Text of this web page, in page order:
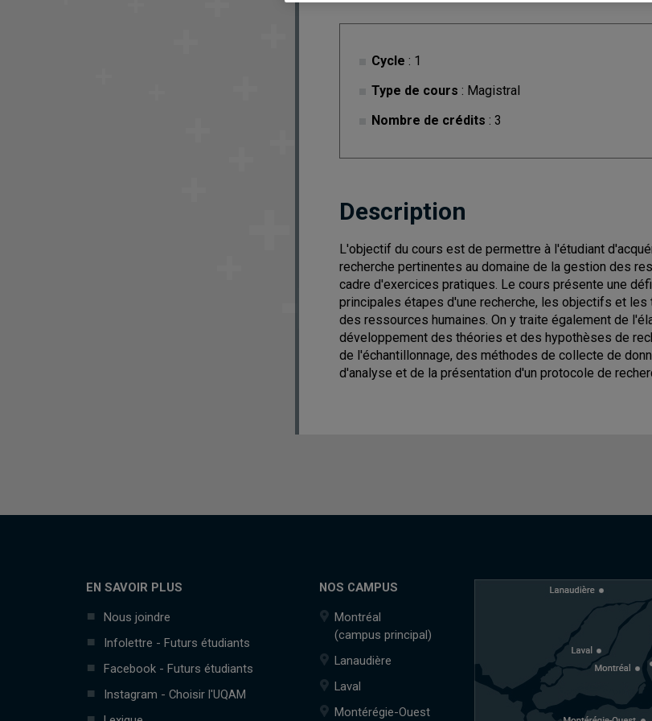
Cycle : 1
Type de cours : Magistral
Nombre de crédits : 3
Description
L'objectif du cours est de permettre à l'étudiant
recherche pertinentes au domaine de la gestion des
cadre d'exercices pratiques. Le cours présente une
principales étapes d'une recherche, les objectifs et
des ressources humaines. On y traite également de
développement des théories et des hypothèses de
de l'échantillonnage, des méthodes de collecte de
d'analyse et de la présentation d'un protocole de
EN SAVOIR PLUS
Nous joindre
Infolettre - Futurs étudiants
Facebook - Futurs étudiants
Instagram - Choisir l'UQAM
NOS CAMPUS
Montréal
(campus principal)
Lanaudière
Laval
Montérégie-Ouest